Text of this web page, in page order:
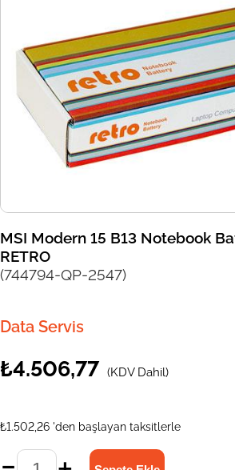
MSI Modern 15 B13 Notebook
RETRO
(744794-QP-2547)
Data Servis
₺4.506,77 (KDV Dahil)
₺1.502,26 'den başlayan taksitlerle